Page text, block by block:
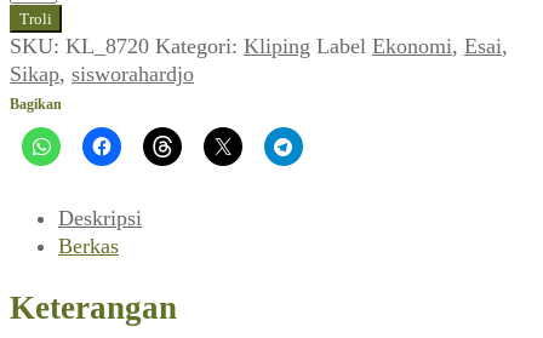
Sisworahardjo
~
Kesejahteraan
Rakyat
(SIKAP_No.
05
Februari
Troli
SKU: KL_8720 Kategori: Kliping Label Ekonomi, Esai,
Sikap, sisworahardjo
Bagikan
Deskripsi
Berkas
Keterangan